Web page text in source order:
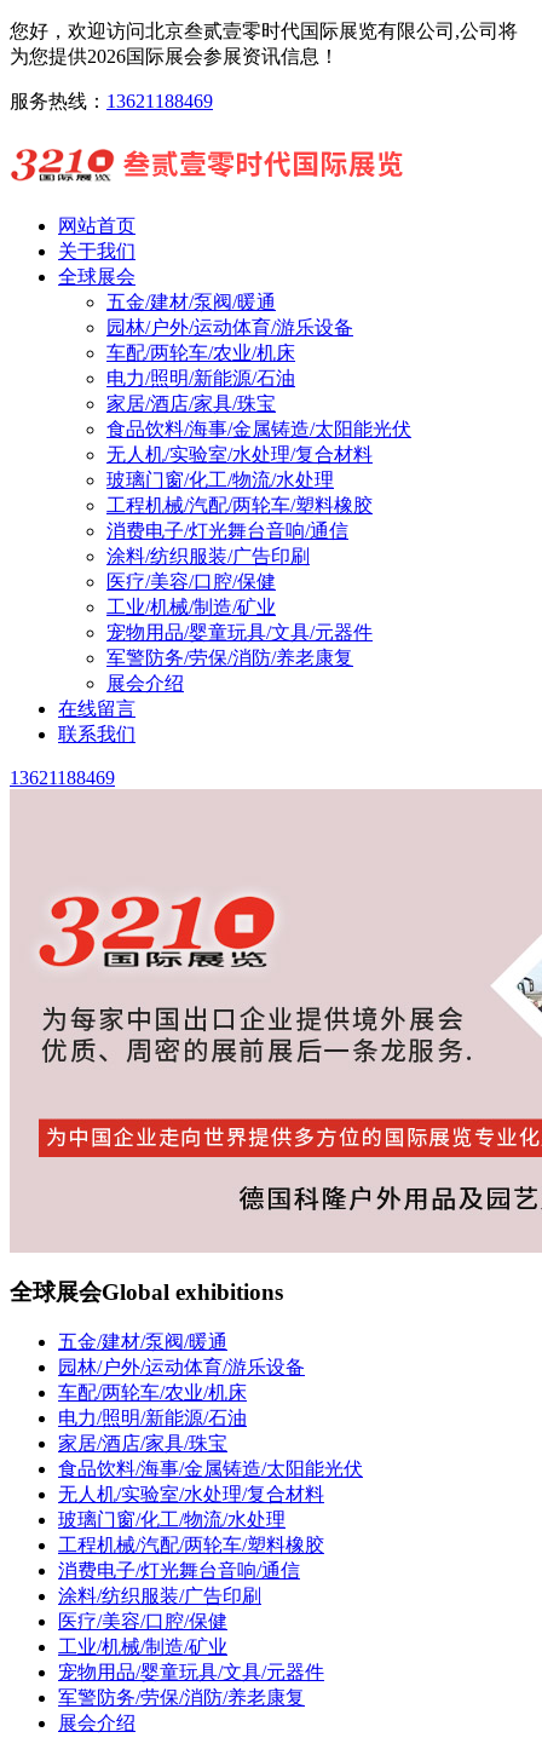
您好，欢迎访问北京叁贰壹零时代国际展览有限公司,公司将
为您提供2026国际展会参展资讯信息！
服务热线： 13621188469
网站首页
关于我们
全球展会
五金/建材/泵阀/暖通
园林/户外/运动体育/游乐设备
车配/两轮车/农业/机床
电力/照明/新能源/石油
家居/酒店/家具/珠宝
食品饮料/海事/金属铸造/太阳能光伏
无人机/实验室/水处理/复合材料
玻璃门窗/化工/物流/水处理
工程机械/汽配/两轮车/塑料橡胶
消费电子/灯光舞台音响/通信
涂料/纺织服装/广告印刷
医疗/美容/口腔/保健
工业/机械/制造/矿业
宠物用品/婴童玩具/文具/元器件
军警防务/劳保/消防/养老康复
展会介绍
在线留言
联系我们
13621188469
全球展会Global exhibitions
五金/建材/泵阀/暖通
园林/户外/运动体育/游乐设备
车配/两轮车/农业/机床
电力/照明/新能源/石油
家居/酒店/家具/珠宝
食品饮料/海事/金属铸造/太阳能光伏
无人机/实验室/水处理/复合材料
玻璃门窗/化工/物流/水处理
工程机械/汽配/两轮车/塑料橡胶
消费电子/灯光舞台音响/通信
涂料/纺织服装/广告印刷
医疗/美容/口腔/保健
工业/机械/制造/矿业
宠物用品/婴童玩具/文具/元器件
军警防务/劳保/消防/养老康复
展会介绍